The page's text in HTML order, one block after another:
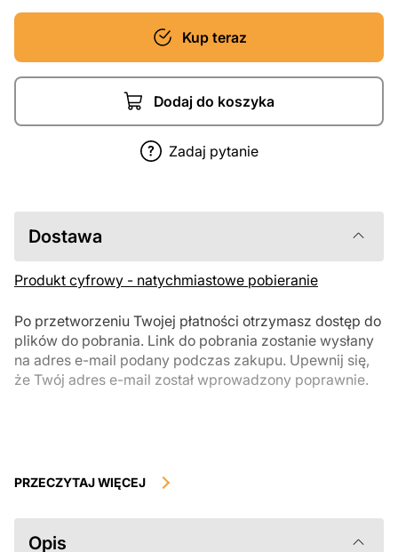
Kup teraz
Dodaj do koszyka
Zadaj pytanie
Dostawa
Produkt cyfrowy - natychmiastowe pobieranie
Po przetworzeniu Twojej płatności otrzymasz dostęp do
plików do pobrania. Link do pobrania zostanie wysłany
na adres e-mail podany podczas zakupu. Upewnij się,
że Twój adres e-mail został wprowadzony poprawnie.
podlegają zwrotowi ani wymianie po ich pobraniu. Zalecamy
przed zakupem. Jeśli masz jakiekolwiek problemy z zamówieniem,
skontaktuj się bezpośrednio ze sprzedawcą.
PRZECZYTAJ WIĘCEJ
Opis